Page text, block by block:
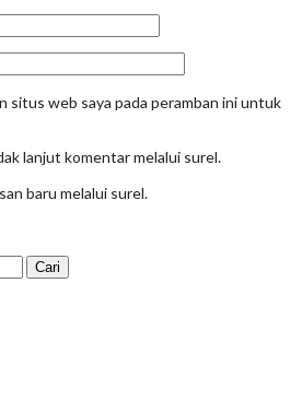
situs web saya pada peramban ini untuk
lanjut komentar melalui surel.
baru melalui surel.